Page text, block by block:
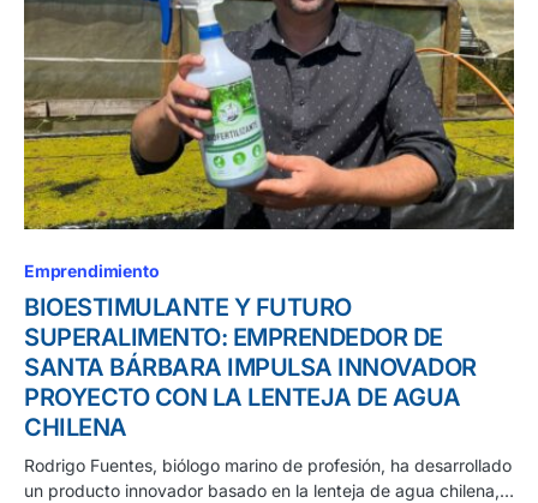
Emprendimiento
BIOESTIMULANTE Y FUTURO
SUPERALIMENTO: EMPRENDEDOR DE
SANTA BÁRBARA IMPULSA INNOVADOR
PROYECTO CON LA LENTEJA DE AGUA
CHILENA
Rodrigo Fuentes, biólogo marino de profesión, ha desarrollado
un producto innovador basado en la lenteja de agua chilena,…